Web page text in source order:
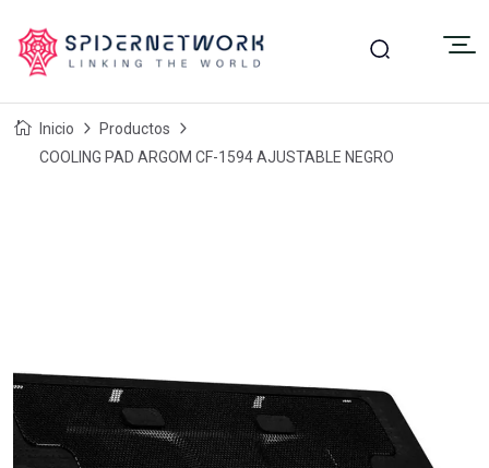
Inicio
Productos
COOLING PAD ARGOM CF-1594 AJUSTABLE NEGRO